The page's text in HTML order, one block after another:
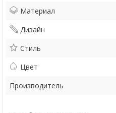
Материал
Дизайн
Стиль
Цвет
Производитель